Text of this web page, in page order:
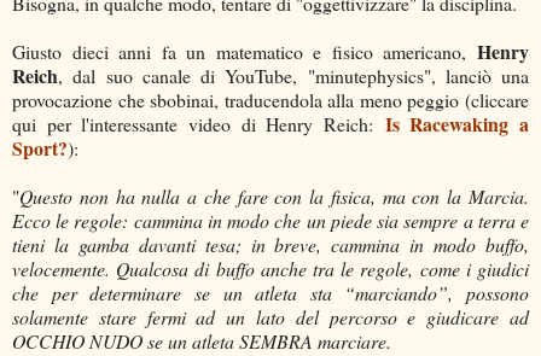
Giusto dieci anni fa un matematico e fisico americano, Henry
Reich, dal suo canale di YouTube, "minutephysics", lanciò una
provocazione che sbobinai, traducendola alla meno peggio (cliccare
qui per l'interessante video di Henry Reich: Is Racewaking a
Sport?):
"Questo non ha nulla a che fare con la fisica, ma con la Marcia.
Ecco le regole: cammina in modo che un piede sia sempre a terra e
tieni la gamba davanti tesa; in breve, cammina in modo buffo,
velocemente. Qualcosa di buffo anche tra le regole, come i giudici
che per determinare se un atleta sta “marciando”, possono
solamente stare fermi ad un lato del percorso e giudicare ad
OCCHIO NUDO se un atleta SEMBRA marciare.